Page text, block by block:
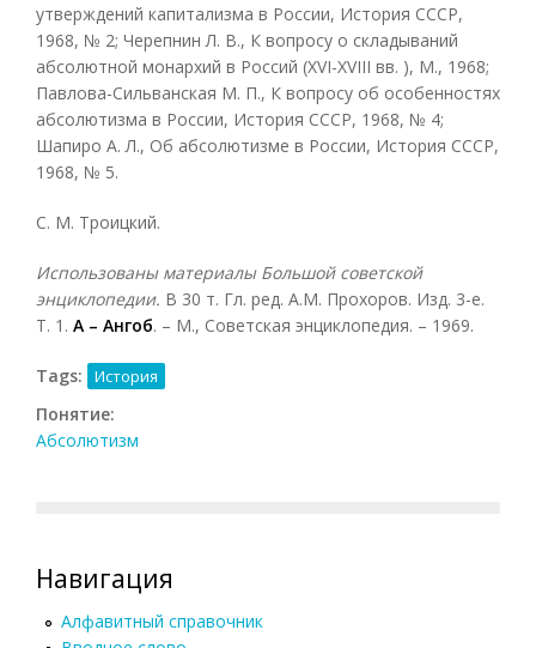
утверждений капитализма в России, История СССР,
1968, № 2; Черепнин Л. В., К вопросу о складываний
абсолютной монархий в Россий (XVI-XVIII вв. ), М., 1968;
Павлова-Сильванская М. П., К вопросу об особенностях
абсолютизма в России, История СССР, 1968, № 4;
Шапиро А. Л., Об абсолютизме в России, История СССР,
1968, № 5.
С. М. Троицкий.
Использованы материалы Большой советской
энциклопедии. В 30 т. Гл. ред. А.М. Прохоров. Изд. 3-е.
Т. 1. А – Ангоб. – М., Советская энциклопедия. – 1969.
Tags: История
Понятие:
Абсолютизм
Навигация
Алфавитный справочник